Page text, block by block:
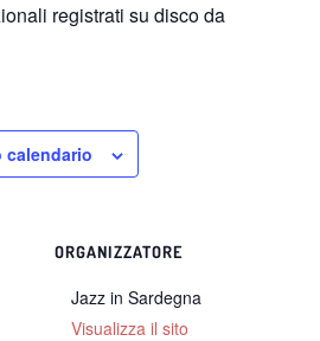
registrati su disco da
calendario
ORGANIZZATORE
Jazz in Sardegna
Visualizza il sito